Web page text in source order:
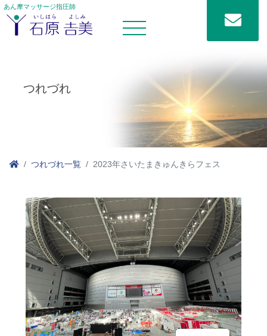
あん摩マッサージ指圧師
つれづれ
つれづれ一覧 2023年さいたまきゅんきらフェス